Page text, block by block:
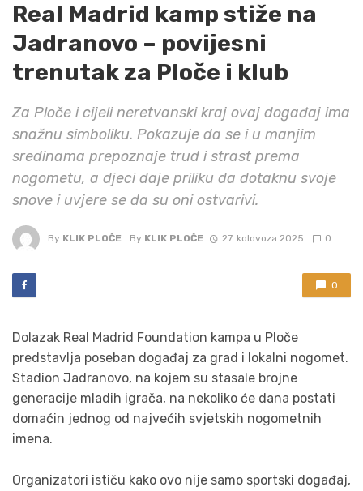
Real Madrid kamp stiže na
Jadranovo – povijesni
trenutak za Ploče i klub
Za Ploče i cijeli neretvanski kraj ovaj događaj ima
snažnu simboliku. Pokazuje da se i u manjim
sredinama prepoznaje trud i strast prema
nogometu, a djeci daje priliku da dotaknu svoje
snove i uvjere se da su oni ostvarivi.
By KLIK PLOČE By KLIK PLOČE 27. kolovoza 2025. 0
0
Dolazak Real Madrid Foundation kampa u Ploče
predstavlja poseban događaj za grad i lokalni nogomet.
Stadion Jadranovo, na kojem su stasale brojne
generacije mladih igrača, na nekoliko će dana postati
domaćin jednog od najvećih svjetskih nogometnih
imena.
Organizatori ističu kako ovo nije samo sportski događaj,